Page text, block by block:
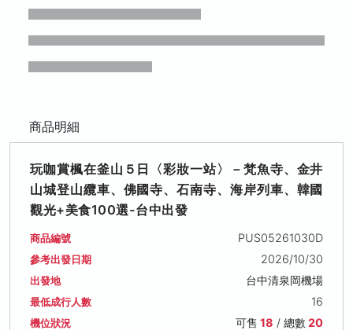
商品明細
玩咖賞楓在釜山５日〈彩妝一站〉－梵魚寺、金井
山城登山纜車、佛國寺、石南寺、海岸列車、韓國
觀光+美食100選-台中出發
商品編號 PUS05261030D
參考出發日期 2026/10/30
出發地 台中清泉岡機場
最低成行人數 16
機位狀況 可售 18 / 總數20